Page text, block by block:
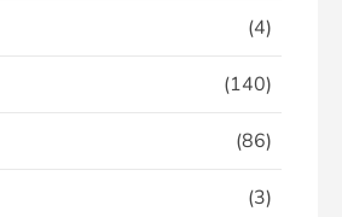
(4)
(140)
(86)
(3)